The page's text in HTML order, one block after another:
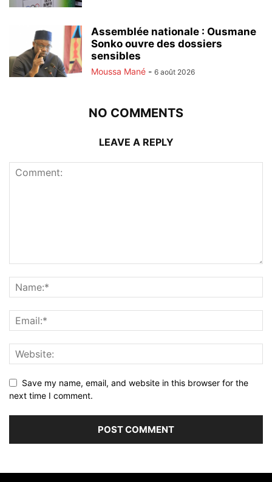
Assemblée nationale : Ousmane
Sonko ouvre des dossiers
sensibles
Moussa Mané - 6 août 2026
NO COMMENTS
LEAVE A REPLY
Save my name, email, and website in this browser for the
next time I comment.